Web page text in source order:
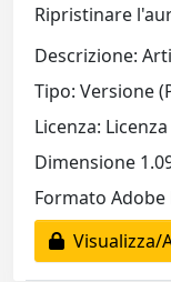
Ripristinare
Descrizione:
Tipo: Versione
Licenza:
Dimensione
Formato Adobe
Visualizza/